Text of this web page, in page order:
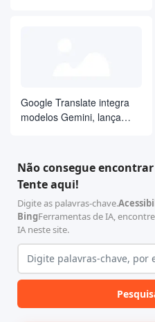
Google Translate integra
modelos Gemini, lança
personalizadas de
aprendizado de idiomas
Não consegue
Tente aqui!
Digite as palavras-chave.
BingFerramentas de IA,
IA neste site.